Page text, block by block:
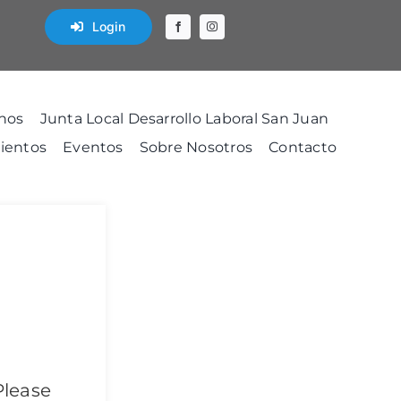
Login
Junta Local Desarrollo Laboral San Juan
Eventos Sobre Nosotros Contacto